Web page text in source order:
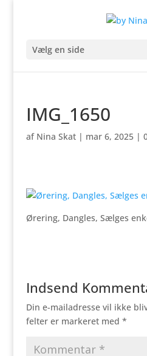
Vælg en side
IMG_1650
af Nina Skat| mar 6, 2025|
Ørering, Dangles, Sælges
Indsend
Din e-mailadresse vil ikke
felter er markeret med *